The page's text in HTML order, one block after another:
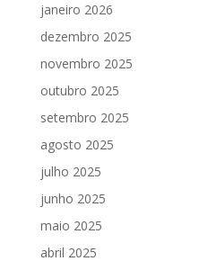
janeiro 2026
dezembro 2025
novembro 2025
outubro 2025
setembro 2025
agosto 2025
julho 2025
junho 2025
maio 2025
abril 2025